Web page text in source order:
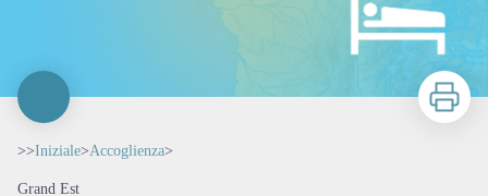
Stampa
>>Iniziale>Accoglienza>
Grand Est